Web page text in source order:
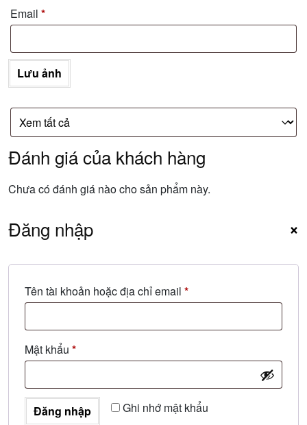
Email *
Lưu ảnh
Đánh giá của khách hàng
Chưa có đánh giá nào cho sản phẩm này.
×
Đăng nhập
Tên tài khoản hoặc địa chỉ email *Bắt
Mật khẩu *Bắt
Ghi nhớ mật khẩu
Đăng nhập